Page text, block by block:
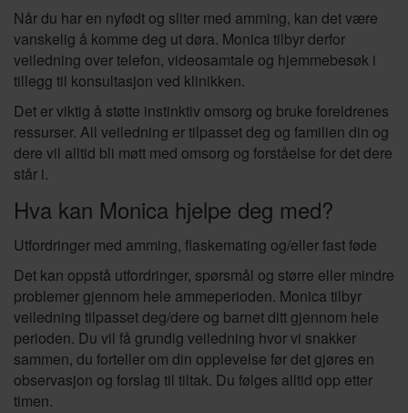
Når du har en nyfødt og sliter med amming, kan det være
vanskelig å komme deg ut døra. Monica tilbyr derfor
veiledning over telefon, videosamtale og hjemmebesøk i
tillegg til konsultasjon ved klinikken.
Det er viktig å støtte instinktiv omsorg og bruke foreldrenes
ressurser. All veiledning er tilpasset deg og familien din og
dere vil alltid bli møtt med omsorg og forståelse for det dere
står i.
Hva kan Monica hjelpe deg med?
Utfordringer med amming, flaskemating og/eller fast føde
Det kan oppstå utfordringer, spørsmål og større eller mindre
problemer gjennom hele ammeperioden. Monica tilbyr
veiledning tilpasset deg/dere og barnet ditt gjennom hele
perioden. Du vil få grundig veiledning hvor vi snakker
sammen, du forteller om din opplevelse før det gjøres en
observasjon og forslag til tiltak. Du følges alltid opp etter
timen.